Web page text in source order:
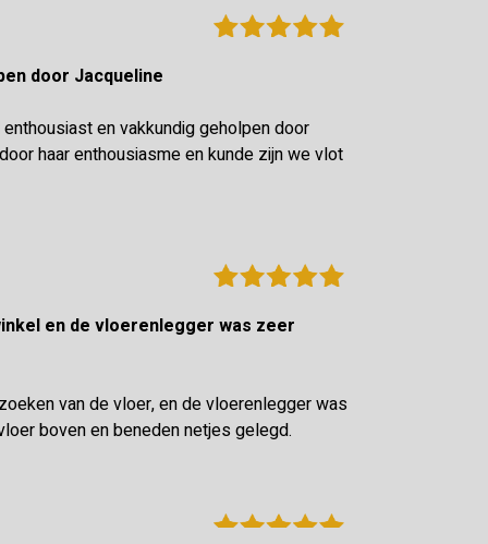
door Jacqueline
en vakkundig geholpen door
haar enthousiasme en kunde zijn we vlot
van de vloer, en de vloerenlegger was
boven en beneden netjes gelegd.